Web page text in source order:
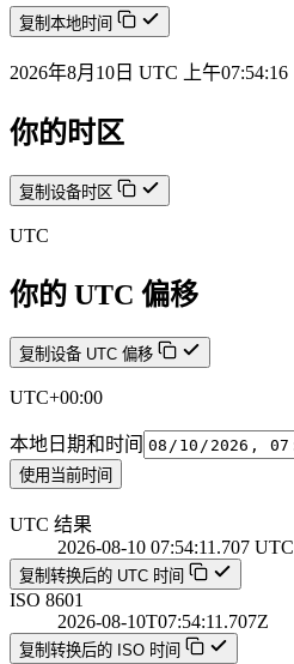
复制本地时间
2026年8月10日 UTC 上午07:54:16
你的时区
复制设备时区
UTC
你的 UTC 偏移
复制设备 UTC 偏移
UTC+00:00
本地日期和时间
使用当前时间
UTC 结果
2026-08-10 07:54:11.707 UTC
复制转换后的 UTC 时间
ISO 8601
2026-08-10T07:54:11.707Z
复制转换后的 ISO 时间